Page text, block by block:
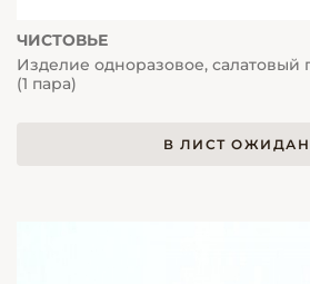
ЧИСТОВЬЕ
Изделие одноразовое,
(1 пара)
В ЛИСТ